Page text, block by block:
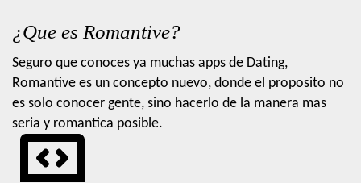
¿Que es Romantive?
Seguro que conoces ya muchas apps de Dating,
Romantive es un concepto nuevo, donde el proposito no
es solo conocer gente, sino hacerlo de la manera mas
seria y romantica posible.